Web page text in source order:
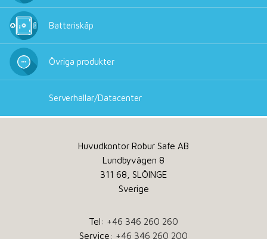
Batteriskåp
Övriga produkter
Serverhallar/Datacenter
Huvudkontor Robur Safe AB
Lundbyvägen 8
311 68, SLÖINGE
Sverige
Tel: +46 346 260 260
Service: +46 346 260 200